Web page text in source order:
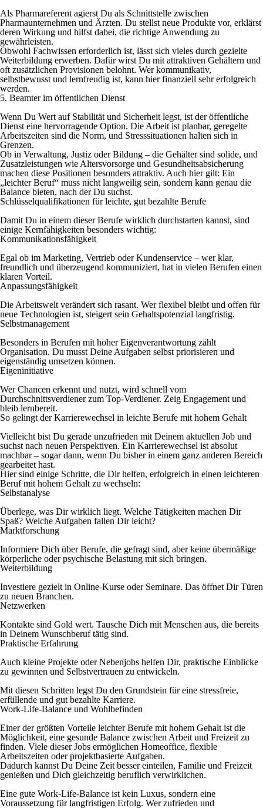
Als Pharmareferent agierst Du als Schnittstelle zwischen
Pharmaunternehmen und Ärzten. Du stellst neue Produkte vor, erklärst
deren Wirkung und hilfst dabei, die richtige Anwendung zu
gewährleisten.
Obwohl Fachwissen erforderlich ist, lässt sich vieles durch gezielte
Weiterbildung erwerben. Dafür wirst Du mit attraktiven Gehältern und
oft zusätzlichen Provisionen belohnt. Wer kommunikativ,
selbstbewusst und lernfreudig ist, kann hier finanziell sehr erfolgreich
werden.
5. Beamter im öffentlichen Dienst
Wenn Du Wert auf Stabilität und Sicherheit legst, ist der öffentliche
Dienst eine hervorragende Option. Die Arbeit ist planbar, geregelte
Arbeitszeiten sind die Norm, und Stresssituationen halten sich in
Grenzen.
Ob in Verwaltung, Justiz oder Bildung – die Gehälter sind solide, und
Zusatzleistungen wie Altersvorsorge und Gesundheitsabsicherung
machen diese Positionen besonders attraktiv. Auch hier gilt: Ein
„leichter Beruf“ muss nicht langweilig sein, sondern kann genau die
Balance bieten, nach der Du suchst.
Schlüsselqualifikationen für leichte, gut bezahlte Berufe
Damit Du in einem dieser Berufe wirklich durchstarten kannst, sind
einige Kernfähigkeiten besonders wichtig:
Kommunikationsfähigkeit
Egal ob im Marketing, Vertrieb oder Kundenservice – wer klar,
freundlich und überzeugend kommuniziert, hat in vielen Berufen einen
klaren Vorteil.
Anpassungsfähigkeit
Die Arbeitswelt verändert sich rasant. Wer flexibel bleibt und offen für
neue Technologien ist, steigert sein Gehaltspotenzial langfristig.
Selbstmanagement
Besonders in Berufen mit hoher Eigenverantwortung zählt
Organisation. Du musst Deine Aufgaben selbst priorisieren und
eigenständig umsetzen können.
Eigeninitiative
Wer Chancen erkennt und nutzt, wird schnell vom
Durchschnittsverdiener zum Top-Verdiener. Zeig Engagement und
bleib lernbereit.
So gelingt der Karrierewechsel in leichte Berufe mit hohem Gehalt
Vielleicht bist Du gerade unzufrieden mit Deinem aktuellen Job und
suchst nach neuen Perspektiven. Ein Karrierewechsel ist absolut
machbar – sogar dann, wenn Du bisher in einem ganz anderen Bereich
gearbeitet hast.
Hier sind einige Schritte, die Dir helfen, erfolgreich in einen leichteren
Beruf mit hohem Gehalt zu wechseln:
Selbstanalyse
Überlege, was Dir wirklich liegt. Welche Tätigkeiten machen Dir
Spaß? Welche Aufgaben fallen Dir leicht?
Marktforschung
Informiere Dich über Berufe, die gefragt sind, aber keine übermäßige
körperliche oder psychische Belastung mit sich bringen.
Weiterbildung
Investiere gezielt in Online-Kurse oder Seminare. Das öffnet Dir Türen
zu neuen Branchen.
Netzwerken
Kontakte sind Gold wert. Tausche Dich mit Menschen aus, die bereits
in Deinem Wunschberuf tätig sind.
Praktische Erfahrung
Auch kleine Projekte oder Nebenjobs helfen Dir, praktische Einblicke
zu gewinnen und Selbstvertrauen zu entwickeln.
Mit diesen Schritten legst Du den Grundstein für eine stressfreie,
erfüllende und gut bezahlte Karriere.
Work-Life-Balance und Wohlbefinden
Einer der größten Vorteile leichter Berufe mit hohem Gehalt ist die
Möglichkeit, eine gesunde Balance zwischen Arbeit und Freizeit zu
finden. Viele dieser Jobs ermöglichen Homeoffice, flexible
Arbeitszeiten oder projektbasierte Aufgaben.
Dadurch kannst Du Deine Zeit besser einteilen, Familie und Freizeit
genießen und Dich gleichzeitig beruflich verwirklichen.
Eine gute Work-Life-Balance ist kein Luxus, sondern eine
Voraussetzung für langfristigen Erfolg. Wer zufrieden und